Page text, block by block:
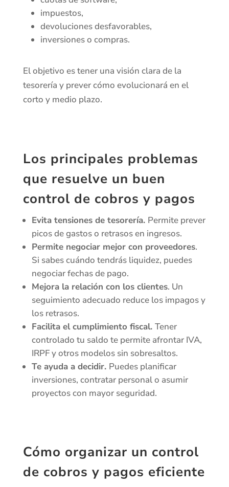
impuestos,
devoluciones desfavorables,
inversiones o compras.
El objetivo es tener una visión clara de la
tesorería y prever cómo evolucionará en el
corto y medio plazo.
Los principales problemas
que resuelve un buen
control de cobros y pagos
Evita tensiones de tesorería. Permite prever
picos de gastos o retrasos en ingresos.
Permite negociar mejor con proveedores.
Si sabes cuándo tendrás liquidez, puedes
negociar fechas de pago.
Mejora la relación con los clientes. Un
seguimiento adecuado reduce los impagos y
los retrasos.
Facilita el cumplimiento fiscal. Tener
controlado tu saldo te permite afrontar IVA,
IRPF y otros modelos sin sobresaltos.
Te ayuda a decidir. Puedes planificar
inversiones, contratar personal o asumir
proyectos con mayor seguridad.
Cómo organizar un control
de cobros y pagos eficiente